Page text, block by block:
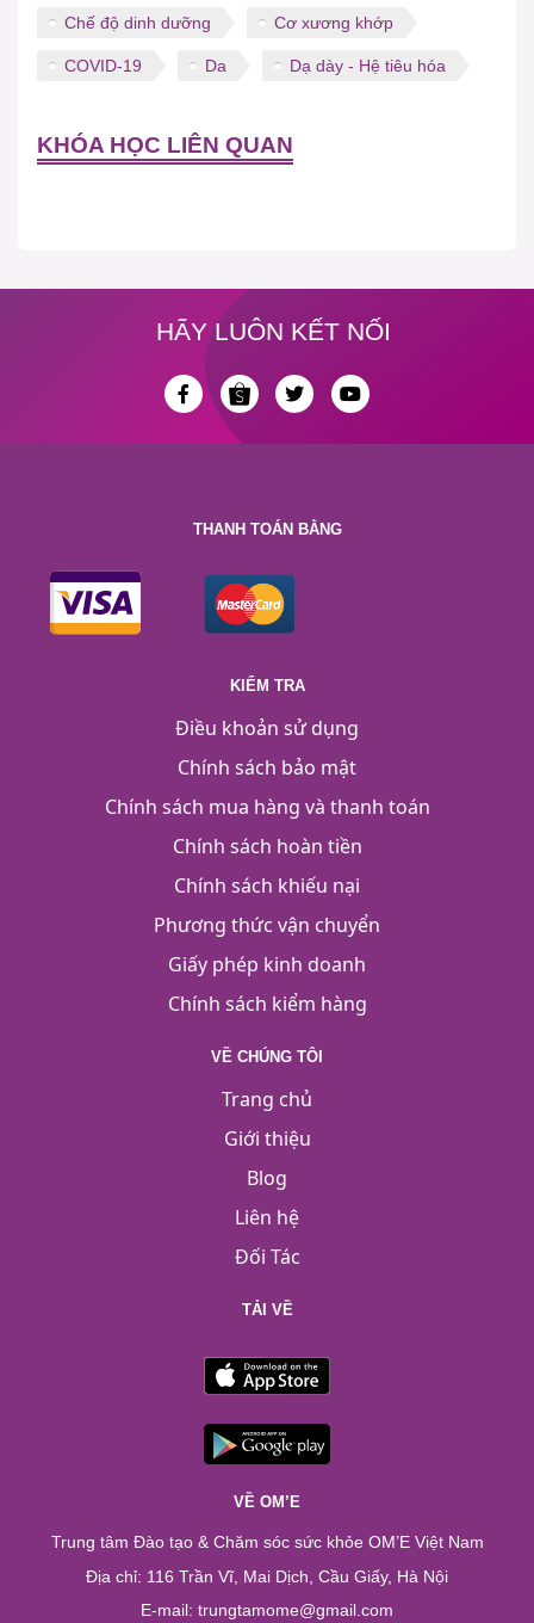
Chế độ dinh dưỡng Cơ xương khớp
COVID-19 Da Dạ dày - Hệ tiêu hóa
KHÓA HỌC LIÊN QUAN
HÃY LUÔN KẾT NỐI
THANH TOÁN BẰNG
KIỂM TRA
Điều khoản sử dụng
Chính sách bảo mật
Chính sách mua hàng và thanh toán
Chính sách hoàn tiền
Chính sách khiếu nại
Phương thức vận chuyển
Giấy phép kinh doanh
Chính sách kiểm hàng
VỀ CHÚNG TÔI
Trang chủ
Giới thiệu
Blog
Liên hệ
Đối Tác
TẢI VỀ
VỀ OM’E
Trung tâm Đào tạo & Chăm sóc sức khỏe OM’E Việt Nam
Địa chỉ: 116 Trần Vĩ, Mai Dịch, Cầu Giấy, Hà Nội
E-mail: trungtamome@gmail.com